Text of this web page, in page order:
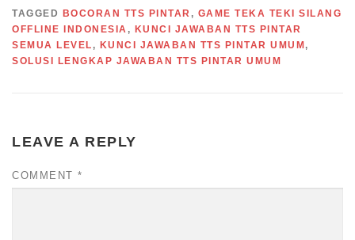
TAGGED
BOCORAN TTS PINTAR , GAME TEKA TEKI SILANG
OFFLINE INDONESIA , KUNCI JAWABAN TTS PINTAR
SEMUA LEVEL , KUNCI JAWABAN TTS PINTAR UMUM ,
SOLUSI LENGKAP JAWABAN TTS PINTAR UMUM
LEAVE A REPLY
COMMENT *